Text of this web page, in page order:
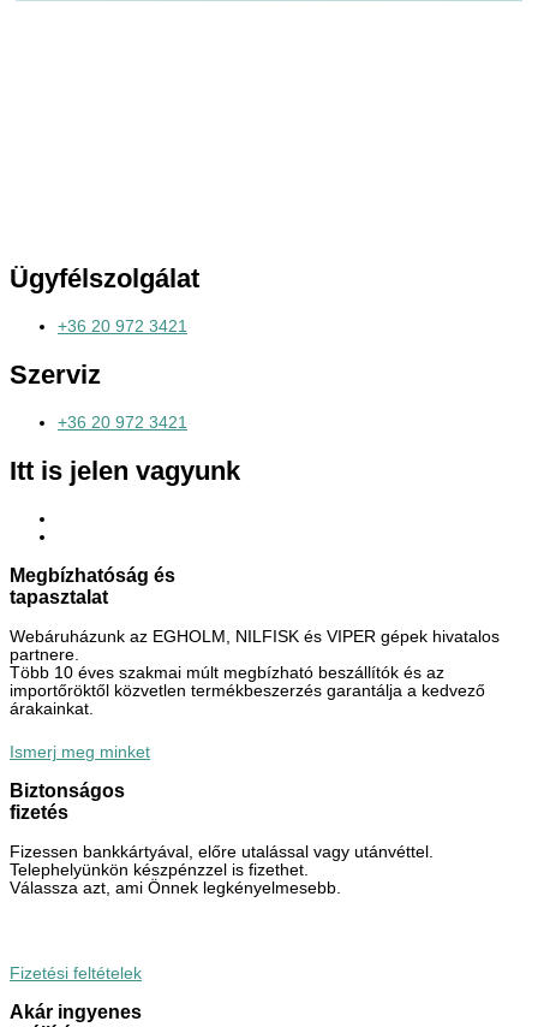
Ügyfélszolgálat
+36 20 972 3421
Szerviz
+36 20 972 3421
Itt is jelen vagyunk
Megbízhatóság és
tapasztalat
Webáruházunk az EGHOLM, NILFISK és VIPER gépek hivatalos
partnere.
Több 10 éves szakmai múlt megbízható beszállítók és az
importőröktől közvetlen termékbeszerzés garantálja a kedvező
árakainkat.
Ismerj meg minket
Biztonságos
fizetés
Fizessen bankkártyával, előre utalással vagy utánvéttel.
Telephelyünkön készpénzzel is fizethet.
Válassza azt, ami Önnek legkényelmesebb.
Fizetési feltételek
Akár ingyenes